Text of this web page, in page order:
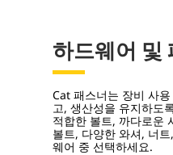
하드웨어 및
Cat 패스너는 장비 사
고, 생산성을 유지하도
적합한 볼트, 까다로운
볼트, 다양한 와셔, 너
웨어 중 선택하세요.